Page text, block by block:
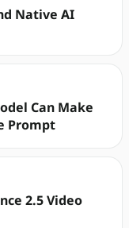
Native AI
Can Make
Prompt
2.5 Video